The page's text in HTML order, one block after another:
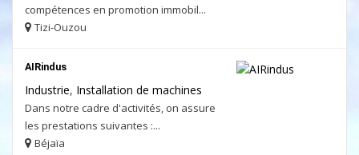
compétences en promotion immobil...
Tizi-Ouzou
AIRindus
Industrie, Installation de machines
Dans notre cadre d'activités, on assure
les prestations suivantes :...
Béjaïa